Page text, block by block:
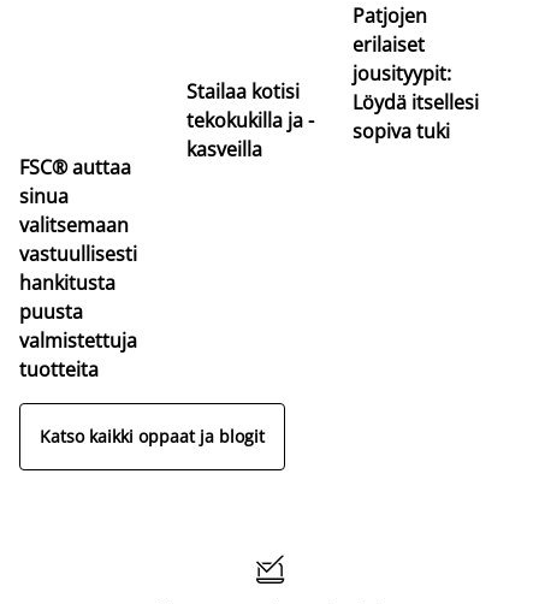
FSC® auttaa
sinua
valitsemaan
vastuullisesti
hankitusta
puusta
valmistettuja
tuotteita
Stailaa kotisi
tekokukilla ja -
kasveilla
Patjojen
erilaiset
jousityypit:
Löydä itsellesi
sopiva tuki
Katso kaikki oppaat ja blogit
